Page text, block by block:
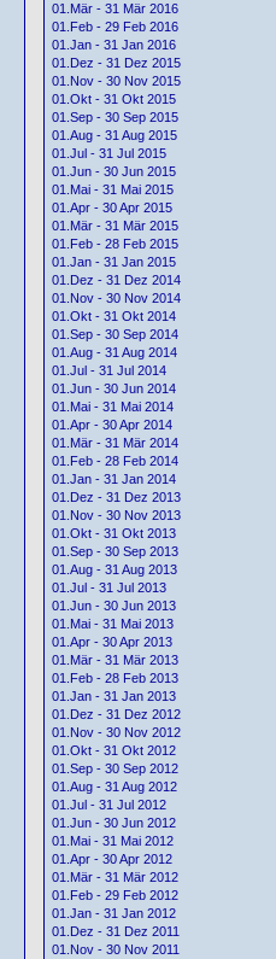
01.Mär - 31 Mär 2016
01.Feb - 29 Feb 2016
01.Jan - 31 Jan 2016
01.Dez - 31 Dez 2015
01.Nov - 30 Nov 2015
01.Okt - 31 Okt 2015
01.Sep - 30 Sep 2015
01.Aug - 31 Aug 2015
01.Jul - 31 Jul 2015
01.Jun - 30 Jun 2015
01.Mai - 31 Mai 2015
01.Apr - 30 Apr 2015
01.Mär - 31 Mär 2015
01.Feb - 28 Feb 2015
01.Jan - 31 Jan 2015
01.Dez - 31 Dez 2014
01.Nov - 30 Nov 2014
01.Okt - 31 Okt 2014
01.Sep - 30 Sep 2014
01.Aug - 31 Aug 2014
01.Jul - 31 Jul 2014
01.Jun - 30 Jun 2014
01.Mai - 31 Mai 2014
01.Apr - 30 Apr 2014
01.Mär - 31 Mär 2014
01.Feb - 28 Feb 2014
01.Jan - 31 Jan 2014
01.Dez - 31 Dez 2013
01.Nov - 30 Nov 2013
01.Okt - 31 Okt 2013
01.Sep - 30 Sep 2013
01.Aug - 31 Aug 2013
01.Jul - 31 Jul 2013
01.Jun - 30 Jun 2013
01.Mai - 31 Mai 2013
01.Apr - 30 Apr 2013
01.Mär - 31 Mär 2013
01.Feb - 28 Feb 2013
01.Jan - 31 Jan 2013
01.Dez - 31 Dez 2012
01.Nov - 30 Nov 2012
01.Okt - 31 Okt 2012
01.Sep - 30 Sep 2012
01.Aug - 31 Aug 2012
01.Jul - 31 Jul 2012
01.Jun - 30 Jun 2012
01.Mai - 31 Mai 2012
01.Apr - 30 Apr 2012
01.Mär - 31 Mär 2012
01.Feb - 29 Feb 2012
01.Jan - 31 Jan 2012
01.Dez - 31 Dez 2011
01.Nov - 30 Nov 2011